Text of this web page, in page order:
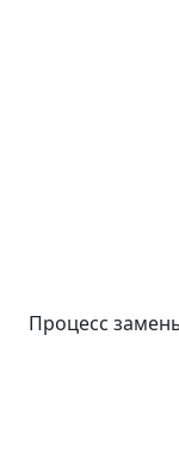
Процесс